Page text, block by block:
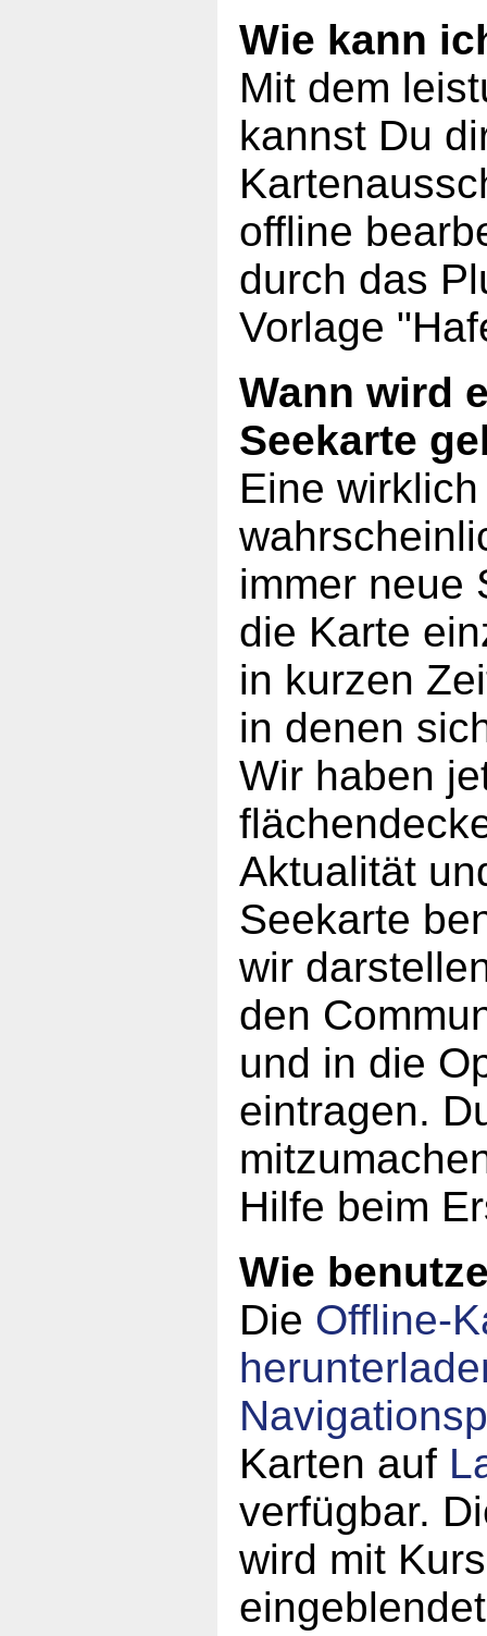
Wie kann
Mit dem
kannst Du
offline
durch das
Vorlage
Wann wird
Seekarte
Eine
immer neue
die Karte
in kurzen
in denen
Wir haben
Aktualität
Seekarte
wir
den
und in die
eintragen.
Hilfe beim
Wie
Die Offline-
Karten auf
verfügbar.
wird mit